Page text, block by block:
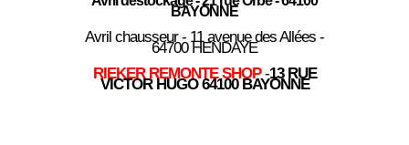
BAYONNE
Avril chausseur - 11 avenue des Allées -
64700 HENDAYE
RIEKER REMONTE SHOP -13 RUE
VICTOR HUGO 64100 BAYONNE